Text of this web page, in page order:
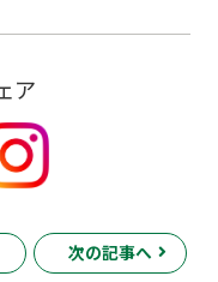
ア
次の記事へ